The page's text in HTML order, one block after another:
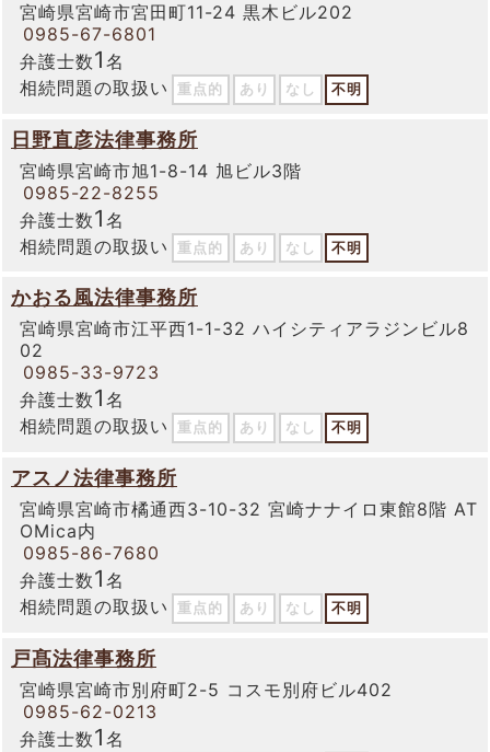
宮崎県宮崎市宮田町11-24 黒木ビル202
0985-67-6801
弁護士数1 名
相続問題の取扱い
重点的 あり なし 不明
日野直彦法律事務所
宮崎県宮崎市旭1-8-14 旭ビル3階
0985-22-8255
弁護士数1 名
相続問題の取扱い
重点的 あり なし 不明
かおる風法律事務所
宮崎県宮崎市江平西1-1-32 ハイシティアラジンビル8
02
0985-33-9723
弁護士数1 名
相続問題の取扱い
重点的 あり なし 不明
アスノ法律事務所
宮崎県宮崎市橘通西3-10-32 宮崎ナナイロ東館8階 AT
OMica内
0985-86-7680
弁護士数1 名
相続問題の取扱い
重点的 あり なし 不明
戸髙法律事務所
宮崎県宮崎市別府町2-5 コスモ別府ビル402
0985-62-0213
弁護士数1 名